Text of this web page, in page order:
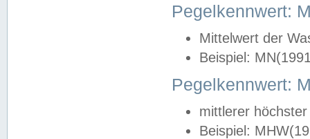
Pegelkennwert:
Mittelwert der
Beispiel:
Pegelkennwert:
mittlerer
Beispiel: